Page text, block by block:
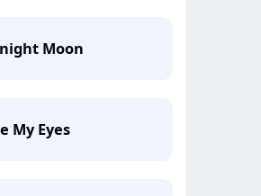
Moon
My Eyes